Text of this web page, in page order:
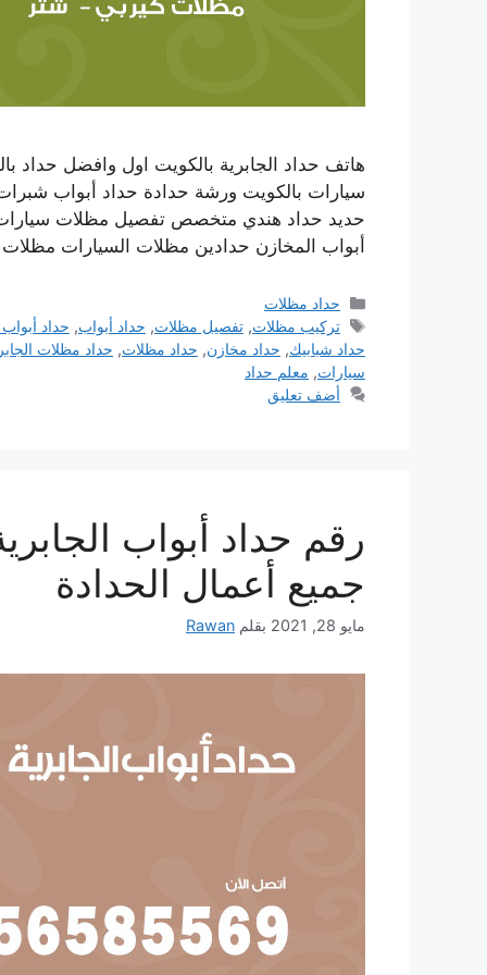
هاتف حداد الجابرية بالكويت اول وافضل حداد
سيارات بالكويت ورشة حدادة حداد أبواب
حديد حداد هندي متخصص تفصيل مظلات سيارات
أبواب المخازن حدادين مظلات السيارات
التصنيفات
حداد مظلات
الوسوم
تركيب مظلات,تفصيل مظلات, حداد أبواب, حداد أبواب
حداد شبابيك, حداد مخازن, حداد مظلات, حداد مظلات
سيارات, معلم حداد
أضف تعليق
جميع أعمال الحدادة
مايو 28, 2021 بقلم Rawan